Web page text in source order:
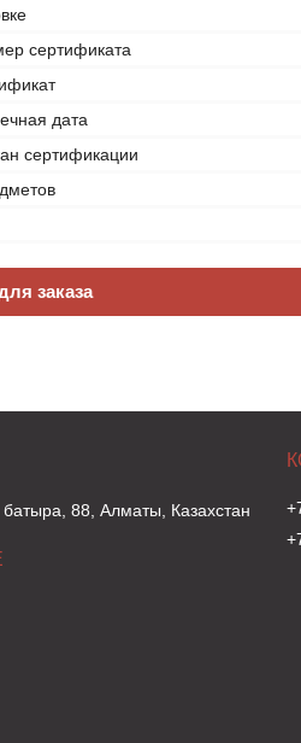
сертификата
дата
сертификации
заказа
88, Алматы, Казахстан